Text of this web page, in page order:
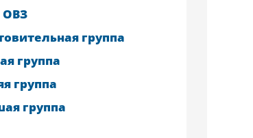
ОВЗ
группа
группа
группа
группа